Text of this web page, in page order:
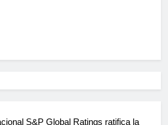
S&P Global Ratings ratifica la